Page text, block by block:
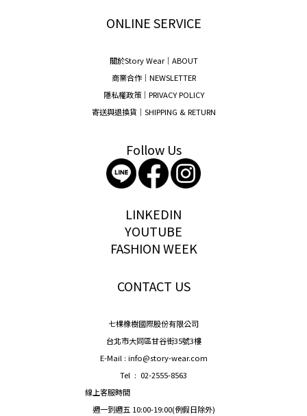
ONLINE SERVICE
關於Story Wear｜ABOUT
商業合作｜NEWSLETTER
隱私權政策｜PRIVACY POLICY
寄送與退換貨｜SHIPPING & RETURN
Follow Us
LINKEDIN
YOUTUBE
FASHION WEEK
CONTACT US
七棵橡樹國際股份有限公司
台北市大同區甘谷街35號3樓
E-Mail : info@story-wear.com
Tel : 02-2555-8563
線上客服時間
週一到週五 10:00-19:00(例假日除外)